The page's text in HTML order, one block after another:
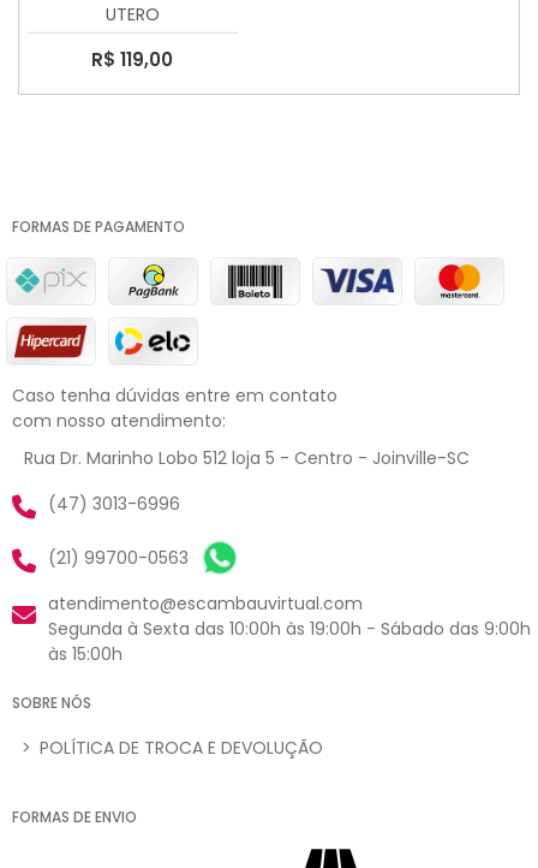
UTERO
R$ 119,00
FORMAS DE PAGAMENTO
Caso tenha dúvidas entre em contato
com nosso atendimento:
Rua Dr. Marinho Lobo 512 loja 5 - Centro - Joinville-SC
(47) 3013-6996
(21) 99700-0563
atendimento@escambauvirtual.com
Segunda à Sexta das 10:00h às 19:00h - Sábado das 9:00h
às 15:00h
SOBRE NÓS
> POLÍTICA DE TROCA E DEVOLUÇÃO
FORMAS DE ENVIO